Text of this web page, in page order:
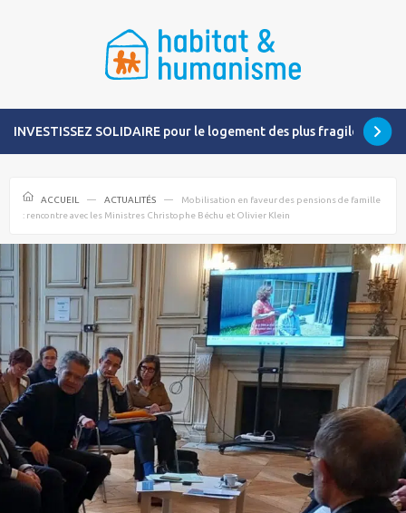
INVESTISSEZ SOLIDAIRE pour le logement des plus fragiles
ACCUEIL ACTUALITÉS
Mobilisation en faveur des pensions de famille
: rencontre avec les Ministres Christophe Béchu et Olivier Klein